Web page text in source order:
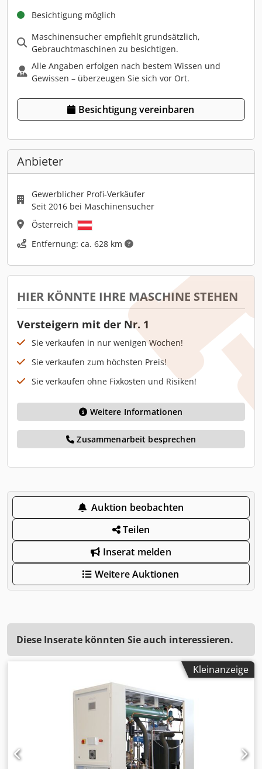
Besichtigung möglich
Maschinensucher empfiehlt grundsätzlich,
Gebrauchtmaschinen zu besichtigen.
Alle Angaben erfolgen nach bestem Wissen und
Gewissen – überzeugen Sie sich vor Ort.
Besichtigung vereinbaren
Anbieter
Gewerblicher Profi-Verkäufer
Seit 2016 bei Maschinensucher
Österreich
Entfernung: ca. 628 km
HIER KÖNNTE IHRE MASCHINE STEHEN
Versteigern mit der Nr. 1
Sie verkaufen in nur wenigen Wochen!
Sie verkaufen zum höchsten Preis!
Sie verkaufen ohne Fixkosten und Risiken!
Weitere Informationen
Zusammenarbeit besprechen
Auktion beobachten
Teilen
Inserat melden
Weitere Auktionen
Diese Inserate könnten Sie auch interessieren.
Kleinanzeige